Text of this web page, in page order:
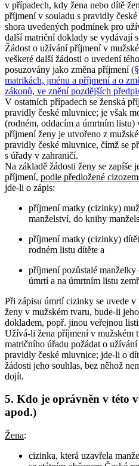
v případech, kdy žena nebo dítě
příjmení v souladu s pravidly
shora uvedených podmínek pro
další matriční doklady se vydávají
Žádost o užívání příjmení v
veškeré další žádosti o uvedení
posuzovány jako změna příjmení (
matrikách, jménu a příjmení a o
zákonů, ve znění pozdějších
V ostatních případech se ženská
pravidly české mluvnice; je však
(rodném, oddacím a úmrtním
příjmení ženy je utvořeno z
pravidly české mluvnice, čímž se
s úřady v zahraničí.
Na základě žádosti ženy se zapíše
příjmení, podle předložené
jde-li o zápis:
příjmení matky (cizinky)
manželství, do knihy
příjmení matky (cizinky)
rodném listu dítěte a
příjmení pozůstalé
úmrtí a na úmrtním listu
Při zápisu úmrtí cizinky se uvede
ženy v mužském tvaru, bude-li
dokladem, popř. jinou veřejnou
Užívá-li žena příjmení v mužském
matričního úřadu požádat o
pravidly české mluvnice; jde-li o
žádosti jeho souhlas, bez něhož
dojít.
5. Kdo je oprávněn v této
apod.)
Žena:
cizinka, která uzavřela